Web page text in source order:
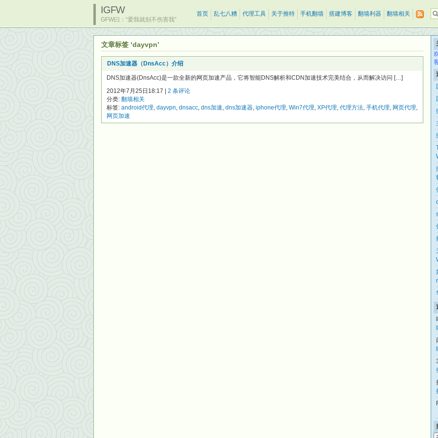
IGFW
GFW曰：“爱我就别不伤害我”
首页 乱七八糟 代理工具 关于推特 手机翻墙 搭建博客 翻墙利器 翻墙相关
文章标签 ‘dayvpn’
DNS加速器（DnsAcc）介绍
DNS加速器(DnsAcc)是一款全新的网页加速产品，它将智能DNS解析和CDN加速技术完美结合，从而解决访问 […]
2012年7月25日18:17 | 2 条评论
分类: 翻墙相关
标签: android代理, dayvpn, dnsacc, dns加速, dns加速器, iphone代理, Win7代理, XP代理, 代理方法, 手机代理, 网页代理,
网页加速